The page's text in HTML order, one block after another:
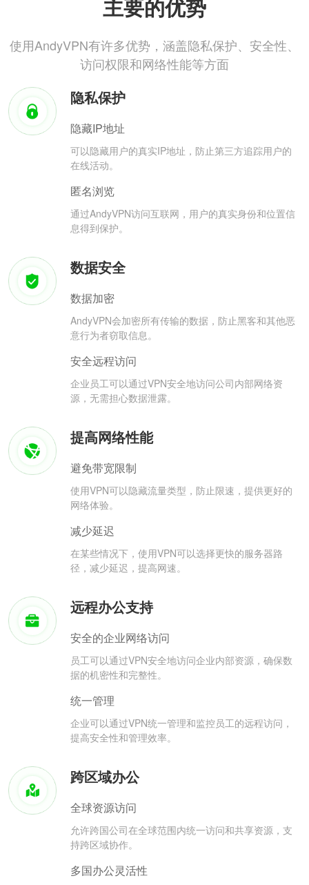
主要的优势
使用AndyVPN有许多优势，涵盖隐私保护、安全性、
访问权限和网络性能等方面
隐私保护
隐藏IP地址
可以隐藏用户的真实IP地址，防止第三方追踪用户的
在线活动。
匿名浏览
通过AndyVPN访问互联网，用户的真实身份和位置信
息得到保护。
数据安全
数据加密
AndyVPN会加密所有传输的数据，防止黑客和其他恶
意行为者窃取信息。
安全远程访问
企业员工可以通过VPN安全地访问公司内部网络资
源，无需担心数据泄露。
提高网络性能
避免带宽限制
使用VPN可以隐藏流量类型，防止限速，提供更好的
网络体验。
减少延迟
在某些情况下，使用VPN可以选择更快的服务器路
径，减少延迟，提高网速。
远程办公支持
安全的企业网络访问
员工可以通过VPN安全地访问企业内部资源，确保数
据的机密性和完整性。
统一管理
企业可以通过VPN统一管理和监控员工的远程访问，
提高安全性和管理效率。
跨区域办公
全球资源访问
允许跨国公司在全球范围内统一访问和共享资源，支
持跨区域协作。
多国办公灵活性